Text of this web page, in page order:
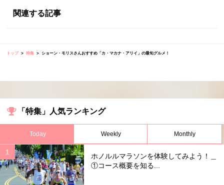
関連する記事
トップ 特集 ショーン・モリスさんおすすめ「カ・マカナ・アリイ」の最旬グルメ！
「特集」人気ランキング
Today Weekly Monthly
ホノルルマラソンを体験してみよう！＿
①コース概要を知る...